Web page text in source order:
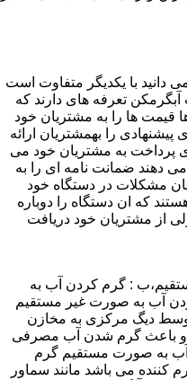
دانید با یکدیگر متفاوت است
تعرفه های دارند که
قیمت ها را به مشتریان خود
پیشنهادی را بهمشتریان ارائه
پرداخت به مشتریان خود می
دهند ضمانت نامه ای را به
مشکلات در دستگاه خود
که ان دستگاه را دوباره
از مشتریان خود دریافت
: گرم کردن آب به
آب به صورت غیر مستقیم
توسط دیگ مرکزی به مخازن
و باعث گرم شدن آب مصرفی
به صورت مستقیم گرم
می باشد مانند سماور